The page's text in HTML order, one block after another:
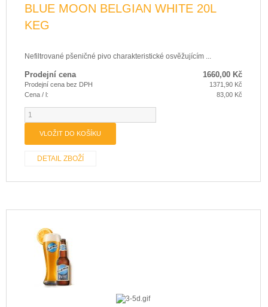
BLUE MOON BELGIAN WHITE 20L
KEG
Nefiltrované pšeničné pivo charakteristické osvěžujícím ...
Prodejní cena 1660,00 Kč
Prodejní cena bez DPH
1371,90 Kč
Cena / l:
83,00 Kč
DETAIL ZBOŽÍ